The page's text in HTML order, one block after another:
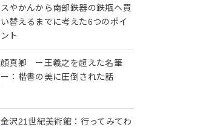
スやかんから南部鉄器の鉄瓶へ買
い替えるまでに考えた6つのポイ
ント
顔真卿 ー王羲之を超えた名筆
ー：楷書の美に圧倒された話
金沢21世紀美術館：行ってみてわ